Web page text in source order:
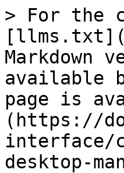
> For the
Markdown
available
page is
(https://
interface/
desktop-